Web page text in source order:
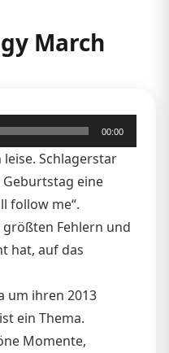
March
00:00
leise. Schlagerstar
eine
follow me“.
Fehlern und
hat, auf das
um ihren 2013
ein Thema.
Momente,